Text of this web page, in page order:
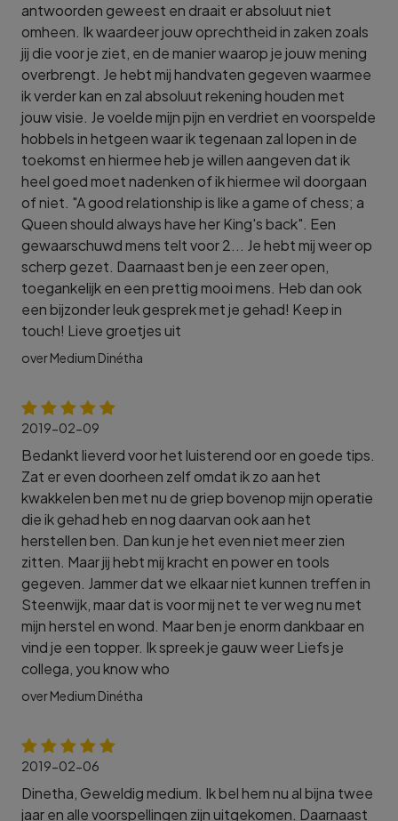
antwoorden geweest en draait er absoluut niet
omheen. Ik waardeer jouw oprechtheid in zaken zoals
jij die voor je ziet, en de manier waarop je jouw mening
overbrengt. Je hebt mij handvaten gegeven waarmee
ik verder kan en zal absoluut rekening houden met
jouw visie. Je voelde mijn pijn en verdriet en voorspelde
hobbels in hetgeen waar ik tegenaan zal lopen in de
toekomst en hiermee heb je willen aangeven dat ik
heel goed moet nadenken of ik hiermee wil doorgaan
of niet. "A good relationship is like a game of chess; a
Queen should always have her King's back". Een
gewaarschuwd mens telt voor 2... Je hebt mij weer op
scherp gezet. Daarnaast ben je een zeer open,
toegankelijk en een prettig mooi mens. Heb dan ook
een bijzonder leuk gesprek met je gehad! Keep in
touch! Lieve groetjes uit
over Medium Dinétha
2019-02-09
Bedankt lieverd voor het luisterend oor en goede tips.
Zat er even doorheen zelf omdat ik zo aan het
kwakkelen ben met nu de griep bovenop mijn operatie
die ik gehad heb en nog daarvan ook aan het
herstellen ben. Dan kun je het even niet meer zien
zitten. Maar jij hebt mij kracht en power en tools
gegeven. Jammer dat we elkaar niet kunnen treffen in
Steenwijk, maar dat is voor mij net te ver weg nu met
mijn herstel en wond. Maar ben je enorm dankbaar en
vind je een topper. Ik spreek je gauw weer Liefs je
collega, you know who
over Medium Dinétha
2019-02-06
Dinetha, Geweldig medium. Ik bel hem nu al bijna twee
jaar en alle voorspellingen zijn uitgekomen. Daarnaast